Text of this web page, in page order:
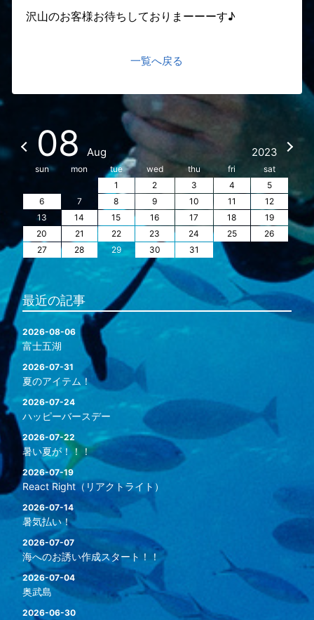
沢山のお客様お待ちしておりまーーーす♪
一覧へ戻る
08 Aug 2023
sun mon tue wed thu fri
sat
1
2 3 4
5
6
7 8 9 10 11
12
13
14 15 16 17 18
19
20
21 22 23 24 25
26
27
28 29 30 31
最近の記事
2026-08-06
富士五湖
2026-07-31
夏のアイテム！
2026-07-24
ハッピーバースデー
2026-07-22
暑い夏が！！！
2026-07-19
React Right（リアクトライト）
2026-07-14
暑気払い！
2026-07-07
海へのお誘い作成スタート！！
2026-07-04
奥武島
2026-06-30